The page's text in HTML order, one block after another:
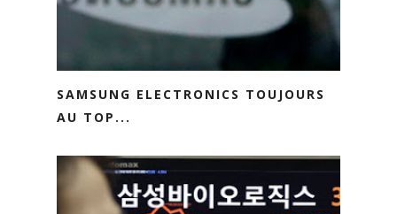
SAMSUNG ELECTRONICS TOUJOURS
AU TOP...